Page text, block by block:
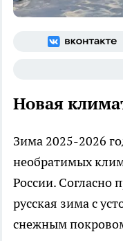
Новая
Зима 2025-2026
необратимых
России. Согласно
русская зима с
снежным